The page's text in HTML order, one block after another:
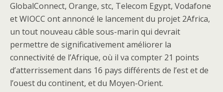
GlobalConnect, Orange, stc, Telecom Egypt, Vodafone
et WIOCC ont annoncé le lancement du projet 2Africa,
un tout nouveau câble sous-marin qui devrait
permettre de significativement améliorer la
connectivité de l’Afrique, où il va compter 21 points
d’atterrissement dans 16 pays différents de l’est et de
l’ouest du continent, et du Moyen-Orient.